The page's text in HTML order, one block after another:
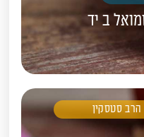
ב יד
סטסקין